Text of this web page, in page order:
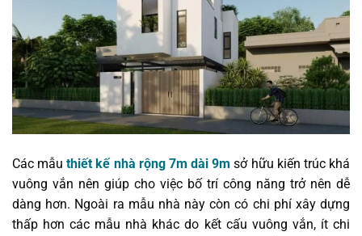
Các mẫuthiết kế nhà rộng 7m dài 9m sở hữu kiến trúc khá
vuông vắn nên giúp cho việc bố trí công năng trở nên dễ
dàng hơn. Ngoài ra mẫu nhà này còn có chi phí xây dựng
thấp hơn các mẫu nhà khác do kết cấu vuông vắn, ít chi